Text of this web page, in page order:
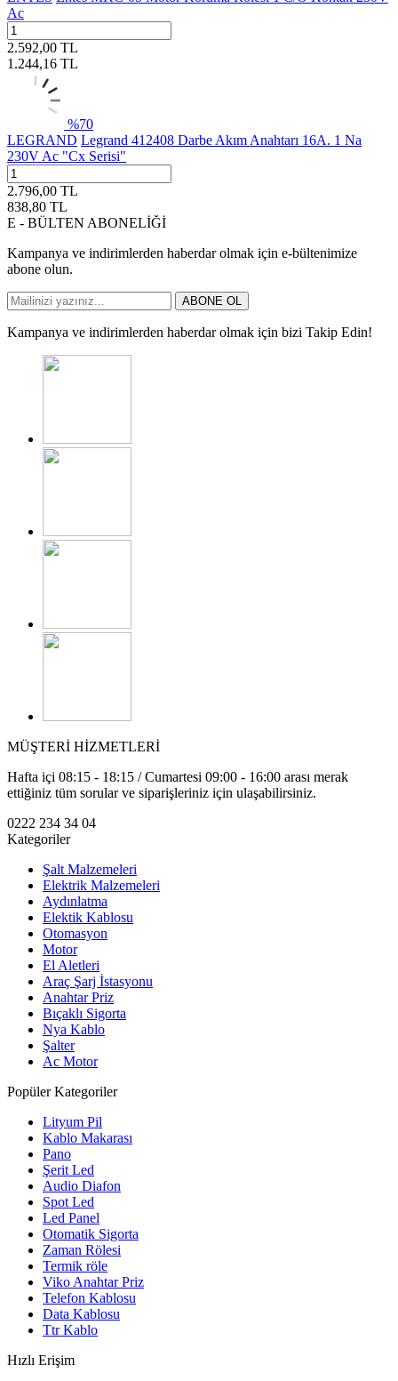
Ac
2.592,00 TL
1.244,16 TL
%70
LEGRAND Legrand 412408 Darbe Akım Anahtarı 16A. 1 Na
230V Ac "Cx Serisi"
2.796,00 TL
838,80 TL
E - BÜLTEN ABONELİĞİ
Kampanya ve indirimlerden haberdar olmak için e-bültenimize
abone olun.
ABONE OL
Kampanya ve indirimlerden haberdar olmak için bizi Takip Edin!
MÜŞTERİ HİZMETLERİ
Hafta içi 08:15 - 18:15 / Cumartesi 09:00 - 16:00 arası merak
ettiğiniz tüm sorular ve siparişleriniz için ulaşabilirsiniz.
0222 234 34 04
Kategoriler
Şalt Malzemeleri
Elektrik Malzemeleri
Aydınlatma
Elektik Kablosu
Otomasyon
Motor
El Aletleri
Araç Şarj İstasyonu
Anahtar Priz
Bıçaklı Sigorta
Nya Kablo
Şalter
Ac Motor
Popüler Kategoriler
Lityum Pil
Kablo Makarası
Pano
Şerit Led
Audio Diafon
Spot Led
Led Panel
Otomatik Sigorta
Zaman Rölesi
Termik röle
Viko Anahtar Priz
Telefon Kablosu
Data Kablosu
Ttr Kablo
Hızlı Erişim